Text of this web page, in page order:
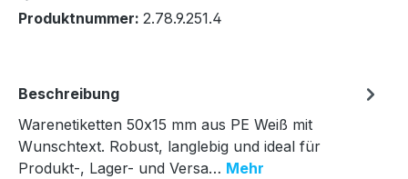
Produktnummer: 2.78.9.251.4
Beschreibung
Warenetiketten 50x15 mm aus PE Weiß mit
Wunschtext. Robust, langlebig und ideal für
Produkt-, Lager- und Versa… Mehr